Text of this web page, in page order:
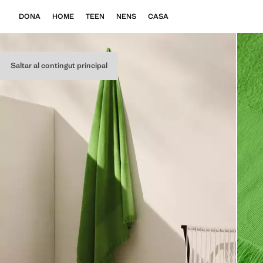
Saltar al contingut principal
DONA HOME TEEN NENS CASA